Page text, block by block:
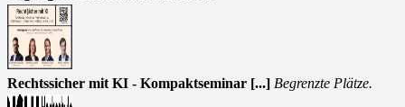
Rechtssicher mit KI - Kompaktseminar [...] Begrenzte Plätze.